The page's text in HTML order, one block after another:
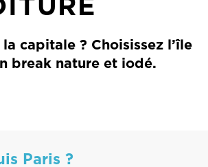
capitale ? Choisissez l’île
break nature et iodé.
Paris ?